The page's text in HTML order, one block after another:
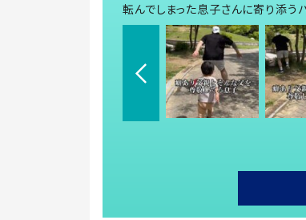
転んでしまった息子さんに寄り添う